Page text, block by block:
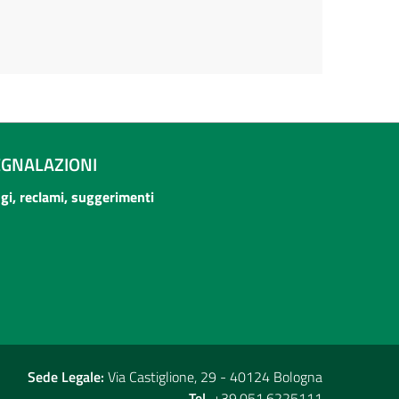
reclami, suggerimenti
Sede Legale: Via Castiglione, 29 - 40124 Bologna